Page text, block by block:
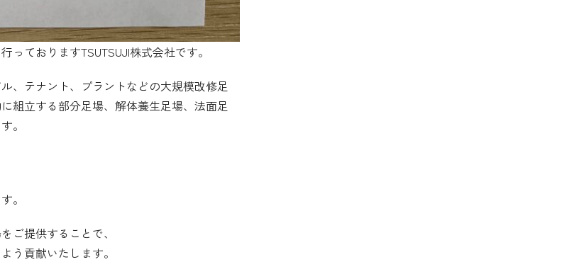
ておりますTSUTSUJI株式会社です。
、テナント、プラントなどの大規模改修足
組立する部分足場、解体養生足場、法面足
。
。
ご提供することで、
う貢献いたします。